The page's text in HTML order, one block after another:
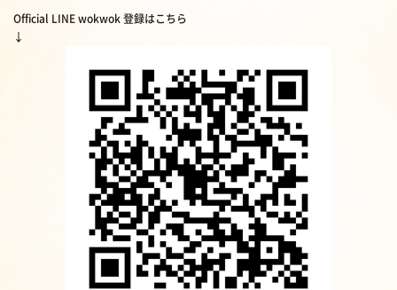
Official LINE wokwok 登録はこちら
↓